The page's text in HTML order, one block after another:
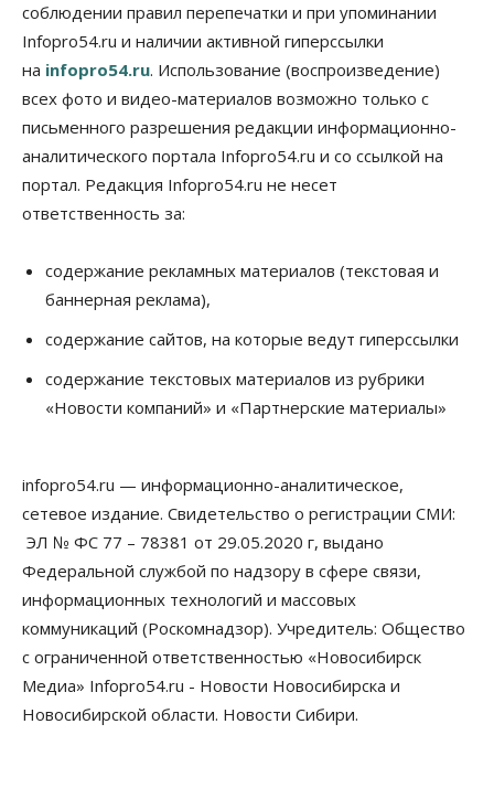
Бизнес
Работодатели Новосибирска заявили в центры
занятости почти 32 тысячи вакансий
09 Августа 2026, 09:00
Общество
Спрос на машино-места в
Новосибирской области вырос в полтора раза
К современному юридическому образованию в
России возникает много вопросов
08 Августа 2026, 17:00
Новосибирские вузы опубликовали
приказы о зачислении на бюджетные места
08 Августа 2026, 16:00
Искусственный интеллект впервые выписал
08 Августа 2026, 15:00
Авто
Продажи подержанных электромобилей в
Новосибирской области растут второй месяц
08 Августа 2026, 13:00
Бизнес Общество
Детские центры Новосибирска
перегибают с «педагогикой успеха», считает
соблюдении правил перепечатки и при упоминании
Infopro54.ru и наличии активной гиперссылки
на infopro54.ru. Использование (воспроизведение)
всех фото и видео-материалов возможно только с
письменного разрешения редакции информационно-
аналитического портала Infopro54.ru и со ссылкой на
портал. Редакция Infopro54.ru не несет
ответственность за:
содержание рекламных материалов (текстовая и
баннерная реклама),
содержание сайтов, на которые ведут гиперссылки
содержание текстовых материалов из рубрики
«Новости компаний» и «Партнерские материалы»
infopro54.ru — информационно-аналитическое,
сетевое издание. Свидетельство о регистрации СМИ:
ЭЛ № ФС 77 – 78381 от 29.05.2020 г, выдано
Федеральной службой по надзору в сфере связи,
информационных технологий и массовых
коммуникаций (Роскомнадзор). Учредитель: Общество
с ограниченной ответственностью «Новосибирск
Медиа» Infopro54.ru - Новости Новосибирска и
Новосибирской области. Новости Сибири.